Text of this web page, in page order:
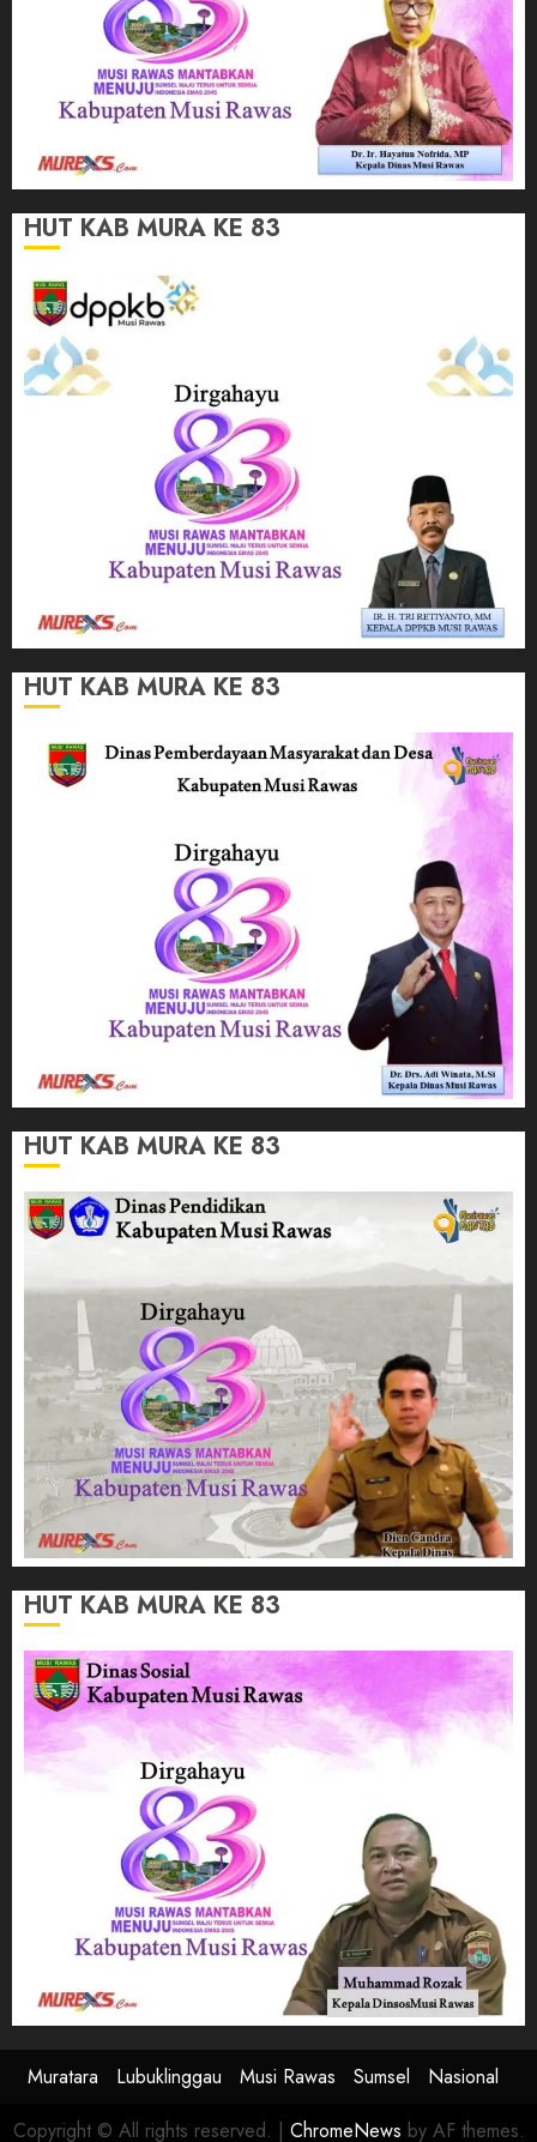
HUT KAB MURA KE 83
HUT KAB MURA KE 83
HUT KAB MURA KE 83
HUT KAB MURA KE 83
Muratara Lubuklinggau Musi Rawas Sumsel
Nasional
Copyright © All rights reserved. | ChromeNews by AF themes.